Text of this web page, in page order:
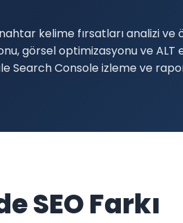
kelime fırsatları analizi
görsel optimizasyonu ve ALT
Search Console izleme ve
SEO Farkı